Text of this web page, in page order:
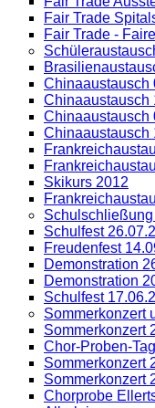
Fair Trade
Fair Trade -
Chinaaustausch
Chinaaustausch
Chinaaustausch
Chinaaustausch
Skikurs 2012
Schulfest
Freudenfest
Demonstration
Demonstration
Schulfest
Sommerkonzert
Sommerkonzert
Chor-Proben-
Sommerkonzert
Sommerkonzert
Chorprobe